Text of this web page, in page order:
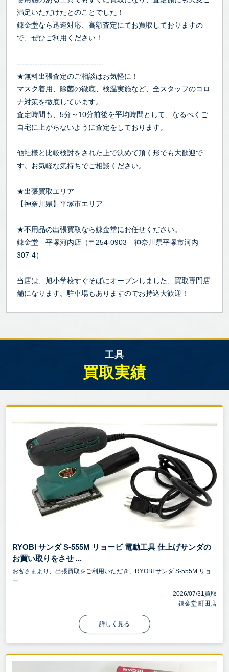
満足いただけたとのことでした！
錬金堂なら迅速対応、高額査定にてお買取しておりますの
で、ぜひご利用ください！
----------------------------------
★無料出張査定のご相談はお気軽に！
マスク着用、除菌の徹底、検温実施など、全スタッフのコロ
ナ対策を徹底しています。
査定時間も、5分～10分前後を平均時間として、なるべくご
自宅に上がらないように査定をしております。
他社様と比較検討をされた上で決めて頂く形でも大歓迎で
す。お気軽な気持ちでご相談ください。
★出張買取エリア
【神奈川県】平塚市エリア
★不用品の出張買取なら錬金堂にお任せください。
錬金堂 平塚河内店（〒254-0903 神奈川県平塚市河内
307-4）
当店は、旭小学校すぐそばにオープンしました、買取専門店
舗になります。駐車場もありますのでお持込大歓迎！
工具
買取実績
RYOBI サンダ S-555M リョービ 電動工具 仕上げサンダの
お買い取りをさせ ...
お客さまより、出張買取をご利用いただき、RYOBI サンダ S-555M リョ
ー...
2026/07/31買取
錬金堂 町田店
詳しく見る